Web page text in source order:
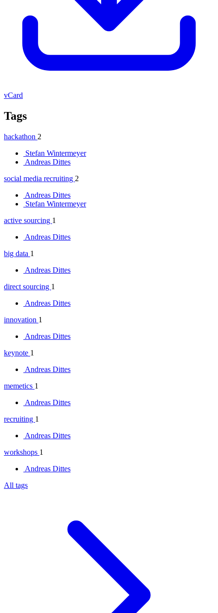
vCard
Tags
hackathon 2
Stefan Wintermeyer
Andreas Dittes
social media recruiting 2
Andreas Dittes
Stefan Wintermeyer
active sourcing 1
Andreas Dittes
big data 1
Andreas Dittes
direct sourcing 1
Andreas Dittes
innovation 1
Andreas Dittes
keynote 1
Andreas Dittes
memetics 1
Andreas Dittes
recruiting 1
Andreas Dittes
workshops 1
Andreas Dittes
All tags